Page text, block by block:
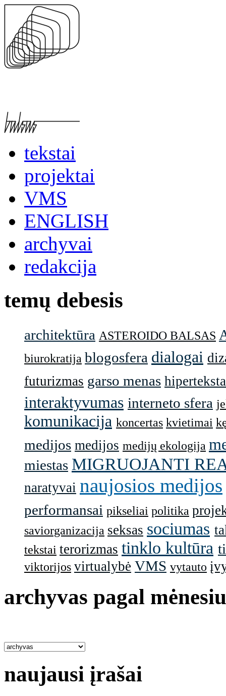
tekstai
projektai
VMS
ENGLISH
archyvai
redakcija
temų debesis
architektūra ASTEROIDO BALSAS
biurokratija blogosfera dialogai
futurizmas garso menas
interaktyvumas interneto sfera
komunikacija koncertas kvietimai
medijos medijos medijų ekologija
miestas MIGRUOJANTI
naratyvai naujosios medijos
performansai pikseliai politika
saviorganizacija seksas sociumas
tekstai terorizmas tinklo kultūra
viktorijos virtualybė VMS vytauto
archyvas pagal
naujausi įrašai